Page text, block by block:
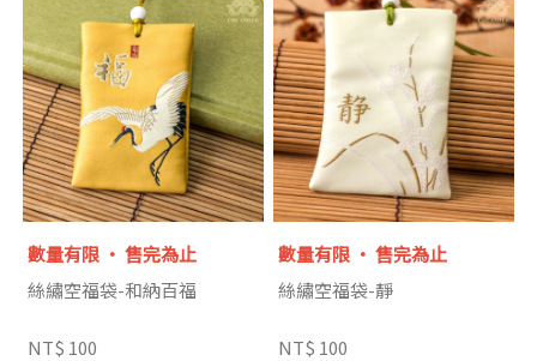
數量有限 ‧ 售完為止
絲繡空福袋-和納百福
NT$ 100
數量有限 ‧ 售完為止
絲繡空福袋-靜
NT$ 100